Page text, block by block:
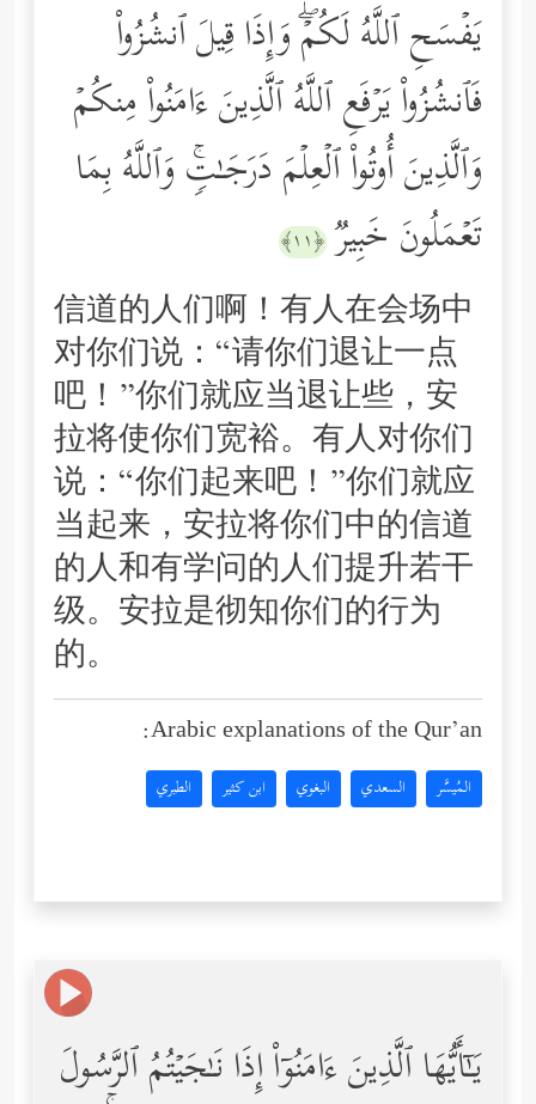
یَفۡسَحِ ٱللَّهُ لَكُمۡۖ وَإِذَا قِیلَ ٱنشُزُواْ
فَٱنشُزُواْ یَرۡفَعِ ٱللَّهُ ٱلَّذِینَ ءَامَنُواْ مِنكُمۡ
وَٱلَّذِینَ أُوتُواْ ٱلۡعِلۡمَ دَرَجَـٰتࣲۚ وَٱللَّهُ بِمَا
تَعۡمَلُونَ خَبِیرࣱ ﴿١١﴾
信道的人们啊！有人在会场中
对你们说：“请你们退让一点
吧！”你们就应当退让些，安
拉将使你们宽裕。有人对你们
说：“你们起来吧！”你们就应
当起来，安拉将你们中的信道
的人和有学问的人们提升若干
级。安拉是彻知你们的行为
的。
Arabic explanations of the Qur’an:
المُيسَّر السعدي البغوي ابن كثير الطبري
یَـٰۤأَیُّهَا ٱلَّذِینَ ءَامَنُوۤاْ إِذَا نَـٰجَیۡتُمُ ٱلرَّسُولَ